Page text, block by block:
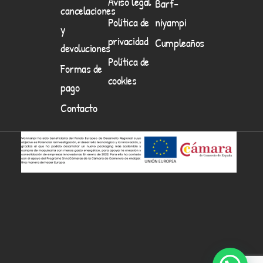
cancelaciones
y
devoluciones
Formas de
pago
Contacto
Política de
privacidad
Política de
cookies
Barf-
niyampi
Cumpleaños